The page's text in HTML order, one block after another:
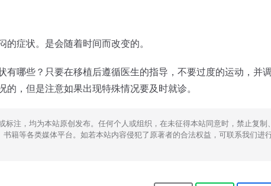
症状。是会随着时间而改变的。
有哪些？只要在移植后遵循医生的指导，不要过度的运动，并
，但是注意如果出现特殊情况要及时就诊。
注，均为本站原创发布。任何个人或组织，在未征得本站同意时，禁止复制、
籍等各类媒体平台。如若本站内容侵犯了原著者的合法权益，可联系我们进